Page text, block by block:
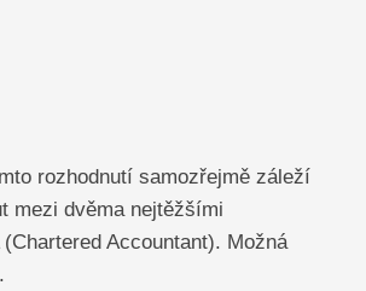
rozhodnutí samozřejmě záleží
mezi dvěma nejtěžšími
Accountant). Možná